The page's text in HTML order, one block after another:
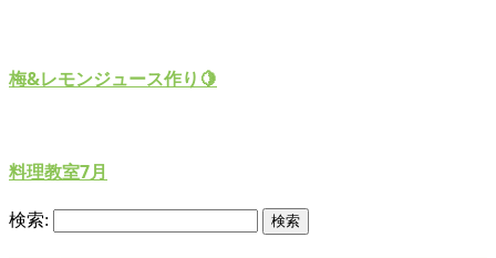
梅&レモンジュース作り🍋
料理教室7月
検索: